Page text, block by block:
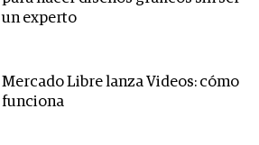
un experto
Mercado Libre lanza Videos: cómo
funciona